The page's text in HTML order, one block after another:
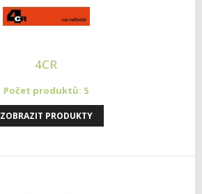
4CR
Počet produktů: 5
ZOBRAZIT PRODUKTY